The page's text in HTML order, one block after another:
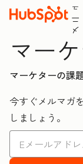
メ
ニ
ュ
マー
マーケターの課
今すぐメルマガ
しましょう。